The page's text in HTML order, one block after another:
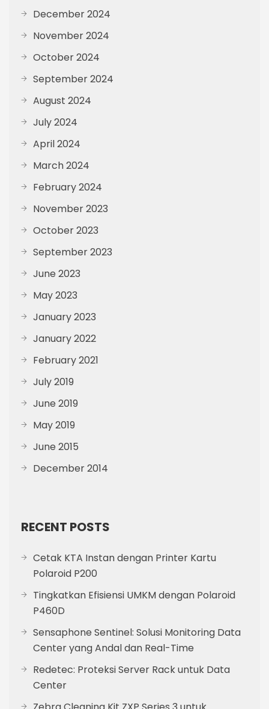
December 2024
November 2024
October 2024
September 2024
August 2024
July 2024
April 2024
March 2024
February 2024
November 2023
October 2023
September 2023
June 2023
May 2023
January 2023
January 2022
February 2021
July 2019
June 2019
May 2019
June 2015
December 2014
RECENT POSTS
Cetak KTA Instan dengan Printer Kartu
Polaroid P200
Tingkatkan Efisiensi UMKM dengan Polaroid
P460D
Sensaphone Sentinel: Solusi Monitoring Data
Center yang Andal dan Real-Time
Redetec: Proteksi Server Rack untuk Data
Center